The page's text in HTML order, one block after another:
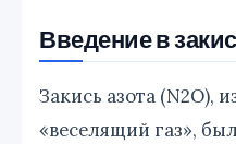
Введение в
Закись азота (N2O),
«веселящий газ»,